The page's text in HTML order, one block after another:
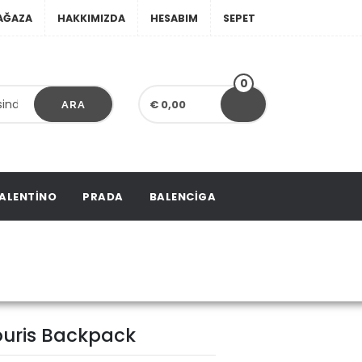
HAKKIMIZDA HESABIM SEPET
ARA € 0,00
0
PRADA BALENCIGA
Backpack